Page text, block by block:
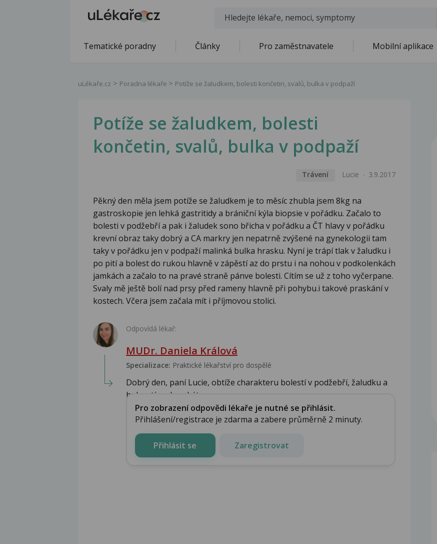
Tematické poradny Články Pro zaměstnavatele Mobilní aplikace
uLékaře.cz Poradna lékaře Potíže se žaludkem, bolesti končetin, svalů, bulka v podpaží
Potíže se žaludkem, bolesti
končetin, svalů, bulka v podpaží
Trávení Lucie 3.9.2017
Pěkný den měla jsem potíže se žaludkem je to měsíc zhubla jsem 8kg na
gastroskopie jen lehká gastritidy a brániční kýla biopsie v pořádku. Začalo to
bolesti v podžebří a pak i žaludek sono břicha v pořádku a ČT hlavy v pořádku
krevní obraz taky dobrý a CA markry jen nepatrně zvýšené na gynekologii tam
taky v pořádku jen v podpaží malinká bulka hrasku. Nyní je trápí tlak v žaludku i
po pití a bolest do rukou hlavně v zápěstí az do prstu i na nohou v podkolenkách
jamkách a začalo to na pravé straně pánve bolesti. Cítím se už z toho vyčerpane.
Svaly mě ještě bolí nad prsy před rameny hlavně při pohybu.i takové praskání v
kostech. Včera jsem začala mít i příjmovou stolici.
Odpovídá lékař:
MUDr. Daniela Králová
Specializace: Praktické lékařství pro dospělé
Dobrý den, paní Lucie, obtíže charakteru bolestí v podžebří, žaludku a
hubnutí mohou být ...
Pro zobrazení odpovědi lékaře je nutné se přihlásit.
Přihlášení/registrace je zdarma a zabere průměrně 2 minuty.
Přihlásit se Zaregistrovat